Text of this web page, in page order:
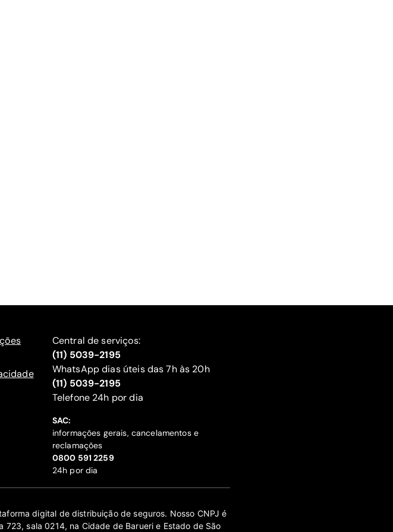
Central de serviços:
(11) 5039-2195
WhatsApp dias úteis das 7h às 20h
(11) 5039-2195
‍Telefone 24h por dia
SAC:
informações gerais, cancelamentos e
reclamações
‍0800 591 2259
24h por dia
digital de distribuição de seguros. Nosso CNPJ é
sala 0214, na Cidade de Barueri e Estado de São